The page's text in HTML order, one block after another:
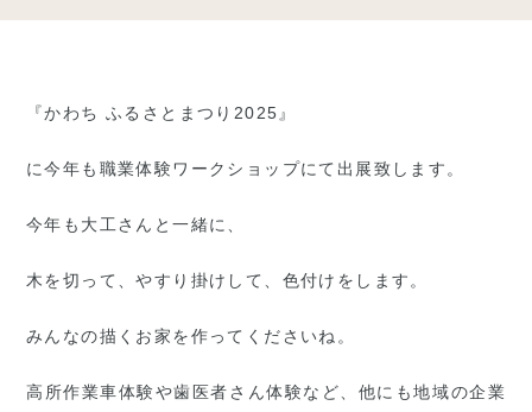
『かわち ふるさとまつり2025』
に今年も職業体験ワークショップにて出展致します。
今年も大工さんと一緒に、
木を切って、やすり掛けして、色付けをします。
みんなの描くお家を作ってくださいね。
高所作業車体験や歯医者さん体験など、他にも地域の企業